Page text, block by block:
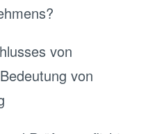
von
von